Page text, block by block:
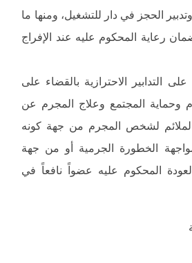
وتدبير الحجز في دار للتشغيل، ومنها ما
رعاية المحكوم عليه عند الإفراج
على التدابير الاحترازية بالقضاء على
وحماية المجتمع وعلاج المجرم عن
لشخص المجرم من جهة كونه
الخطورة الجرمية أو من جهة
لعودة المحكوم عليه عضواً نافعاً في